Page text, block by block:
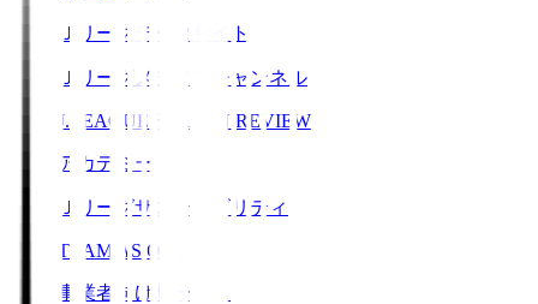
Ｊリーグデータサイト
Ｊリーグメディアチャンネル
J.LEAGUE SEASON REVIEW
アカデミー
Ｊリーグサステナビリティ
TEAM AS ONE
事業者向けサービス